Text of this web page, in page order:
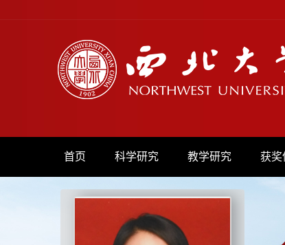
首页 科学研究 教学研究 获奖